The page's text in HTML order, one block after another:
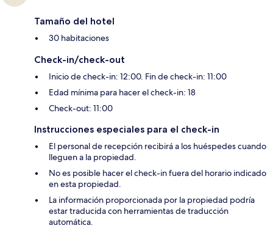
Tamaño del hotel
30 habitaciones
Check-in/check-out
Inicio de check-in: 12:00. Fin de check-in: 11:00
Edad mínima para hacer el check-in: 18
Check-out: 11:00
Instrucciones especiales para el check-in
El personal de recepción recibirá a los huéspedes cuando
lleguen a la propiedad.
No es posible hacer el check-in fuera del horario indicado
en esta propiedad.
La información proporcionada por la propiedad podría
estar traducida con herramientas de traducción
automática.